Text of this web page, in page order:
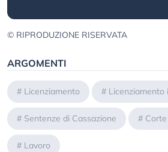
© RIPRODUZIONE RISERVATA
ARGOMENTI
# Licenziamento # Licenziamento
# Sentenze di Cassazione #
# Lavoro